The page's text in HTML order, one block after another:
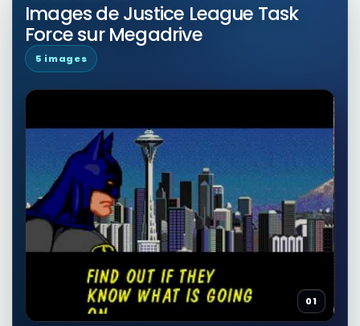
Images de Justice League Task
Force sur Megadrive
5 images
01